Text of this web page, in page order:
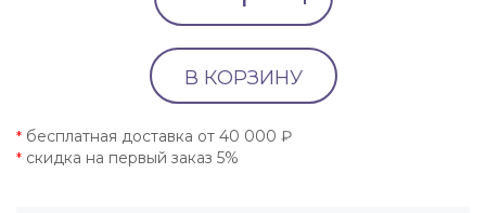
В КОРЗИНУ
* бесплатная доставка от 40 000 ₽
* скидка на первый заказ 5%